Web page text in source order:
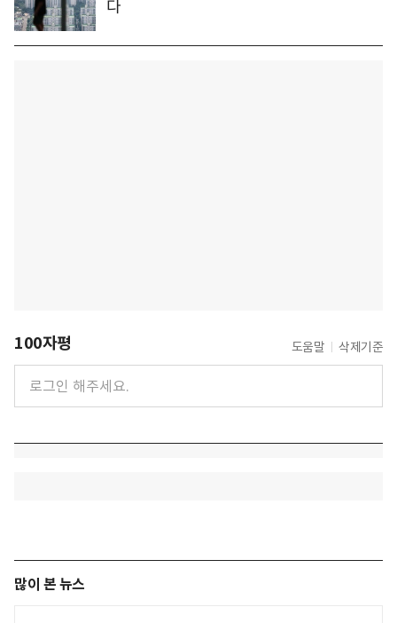
다
100자평 도움말 삭제기준
많이 본 뉴스